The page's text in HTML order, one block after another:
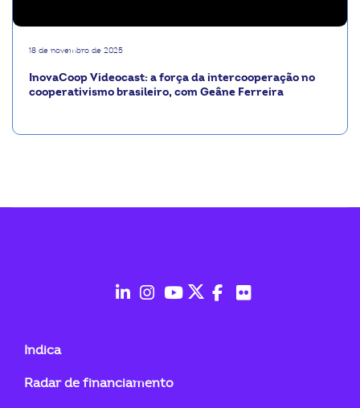
18 de novembro de 2025
InovaCoop Videocast: a força da intercooperação no
cooperativismo brasileiro, com Geâne Ferreira
in
Indica
Radar de financiamento